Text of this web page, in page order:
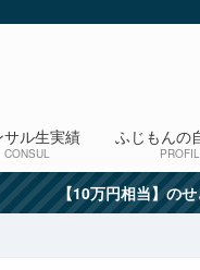
サル生実績
CONSUL
ふじもんの
【10万円相当】の